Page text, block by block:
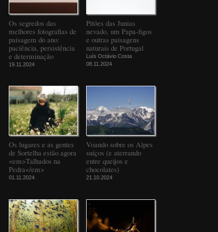
Os segredos das
melhores fotografias de
paisagem do ano:
paciência, persistência
e determinação
19.11.2024
Pitões das Junias
nevado, um Papa-figos
e outras paisagens
naturais de Portugal
Luís Octávio Costa
08.11.2024
Os lugares e as gentes
de Sortelha estão agora
<em>Talhados na
Pedra</em>
01.11.2024
Voando sobre os Alpes
suíços (e aterrando
entre queijos e
chocolates)
21.10.2024